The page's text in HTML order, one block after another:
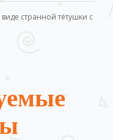
странной тётушки с